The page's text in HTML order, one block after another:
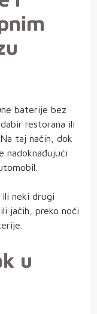
baterije bez
restorana ili
taj način, dok
nadoknađujući
neki drugi
jačih, preko noći
u